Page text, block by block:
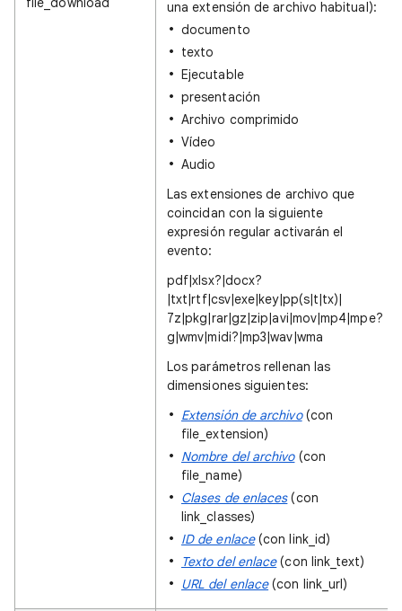
una extensión de archivo habitual):
documento
texto
Ejecutable
presentación
Archivo comprimido
Vídeo
Audio
Las extensiones de archivo que
coincidan con la siguiente
expresión regular activarán el
evento:
pdf|xlsx?|docx?
|txt|rtf|csv|exe|key|pp(s|t|tx)|
7z|pkg|rar|gz|zip|avi|mov|mp4|mpe?
g|wmv|midi?|mp3|wav|wma
Los parámetros rellenan las
dimensiones siguientes:
Extensión de archivo(con
file_extension)
Nombre del archivo(con
file_name)
Clases de enlaces(con
link_classes)
ID de enlace(con link_id)
Texto del enlace(con link_text)
URL del enlace(con link_url)